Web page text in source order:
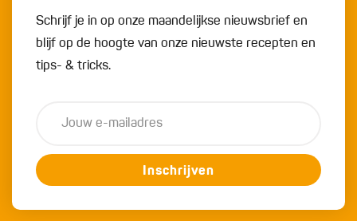
Schrijf je in op onze maandelijkse nieuwsbrief en
blijf op de hoogte van onze nieuwste recepten en
tips- & tricks.
Inschrijven